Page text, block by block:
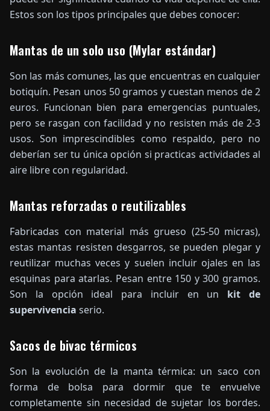
Estos son los tipos principales que debes conocer:
Mantas de un solo uso (Mylar estándar)
Son las más comunes, las que encuentras en cualquier
botiquín. Pesan unos 50 gramos y cuestan menos de 2
euros. Funcionan bien para emergencias puntuales,
pero se rasgan con facilidad y no resisten más de 2-3
usos. Son imprescindibles como respaldo, pero no
deberían ser tu única opción si practicas actividades al
aire libre con regularidad.
Mantas reforzadas o reutilizables
Fabricadas con material más grueso (25-50 micras),
estas mantas resisten desgarros, se pueden plegar y
reutilizar muchas veces y suelen incluir ojales en las
esquinas para atarlas. Pesan entre 150 y 300 gramos.
Son la opción ideal para incluir en un kit de
supervivencia serio.
Sacos de bivac térmicos
Son la evolución de la manta térmica: un saco con
forma de bolsa para dormir que te envuelve
completamente sin necesidad de sujetar los bordes.